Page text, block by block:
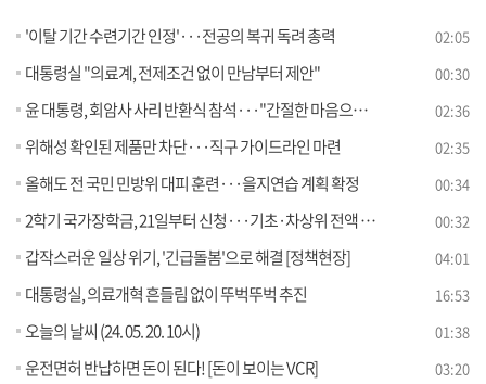
'이탈 기간 수련기간 인정'···전공의 복귀 독려 총력 02:05
대통령실 "의료계, 전제조건 없이 만남부터 제안" 00:30
윤 대통령, 회암사 사리 반환식 참석···"간절한 마음으로 국정운영" 02:36
위해성 확인된 제품만 차단···직구 가이드라인 마련 02:35
올해도 전 국민 민방위 대피 훈련···을지연습 계획 확정 00:34
2학기 국가장학금, 21일부터 신청···기초·차상위 전액 지원 00:32
갑작스러운 일상 위기, '긴급돌봄'으로 해결 [정책현장] 04:01
대통령실, 의료개혁 흔들림 없이 뚜벅뚜벅 추진 16:53
오늘의 날씨 (24. 05. 20. 10시) 01:38
운전면허 반납하면 돈이 된다! [돈이 보이는 VCR] 03:20